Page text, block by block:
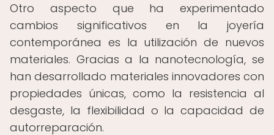
Otro aspecto que ha experimentado
cambios significativos en la joyería
contemporánea es la utilización de nuevos
materiales. Gracias a la nanotecnología, se
han desarrollado materiales innovadores con
propiedades únicas, como la resistencia al
desgaste, la flexibilidad o la capacidad de
autorreparación.